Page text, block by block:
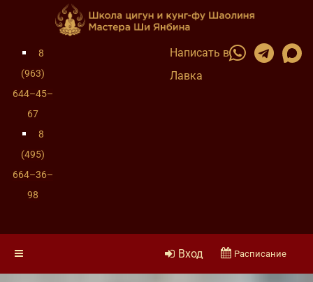
8
(963)
644–45–
67
8
(495)
664–36–
98
Написать в
Лавка
Вход Расписание